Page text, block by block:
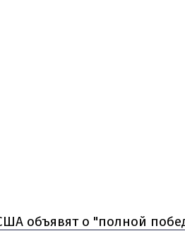
объявят о "полной